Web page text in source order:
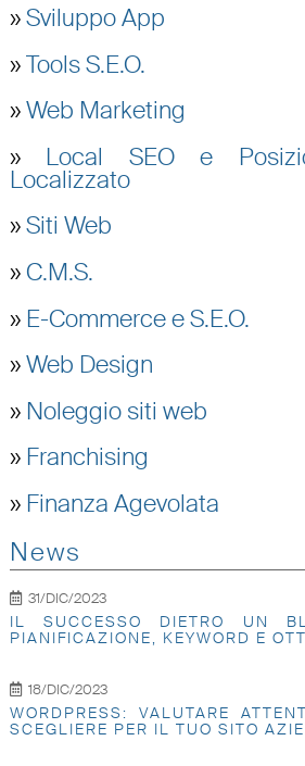
»Sviluppo App
»Tools S.E.O.
»Web Marketing
» Local SEO e
Localizzato
»Siti Web
» C.M.S.
» E-Commerce e S.E.O.
»Web Design
» Noleggio siti web
» Franchising
» Finanza Agevolata
News
31/DIC/2023
IL SUCCESSO DIETRO UN
PIANIFICAZIONE, KEYWORD E
18/DIC/2023
WORDPRESS: VALUTARE
SCEGLIERE PER IL TUO SITO